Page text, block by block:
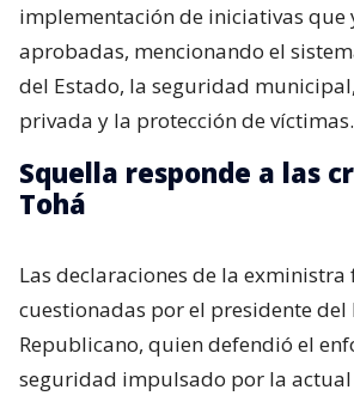
implementación de iniciativas que
aprobadas, mencionando el
del Estado, la seguridad
privada y la protección de víctimas.
Squella responde a las
Tohá
Las declaraciones de la exministra
cuestionadas por el presidente del
Republicano, quien defendió el
seguridad impulsado por la